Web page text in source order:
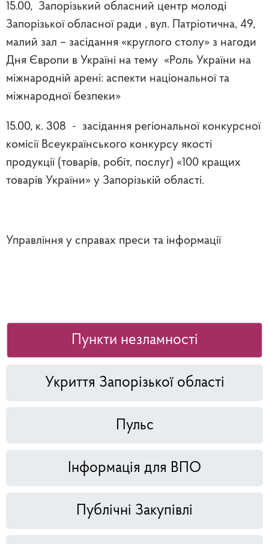
15.00, Запорізький обласний центр молоді
Запорізької обласної ради , вул. Патріотична, 49,
малий зал – засідання «круглого столу» з нагоди
Дня Європи в Україні на тему «Роль України на
міжнародній арені: аспекти національної та
міжнародної безпеки»
15.00, к. 308 - засідання регіональної конкурсної
комісії Всеукраїнського конкурсу якості
продукції (товарів, робіт, послуг) «100 кращих
товарів України» у Запорізькій області.
Управління у справах преси та інформації
Пункти незламності
Укриття Запорізької області
Пульс
Інформація для ВПО
Публічні Закупівлі